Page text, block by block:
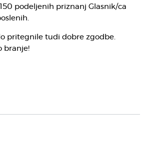
podeljenih priznanj Glasnik/ca
pritegnile tudi dobre zgodbe.
branje!